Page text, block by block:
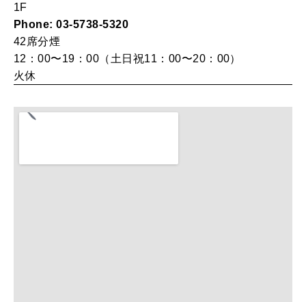
SUSTAINABLE
1F
Phone: 03-5738-5320
42席分煙
12：00〜19：00（土日祝11：00〜20：00）
火休